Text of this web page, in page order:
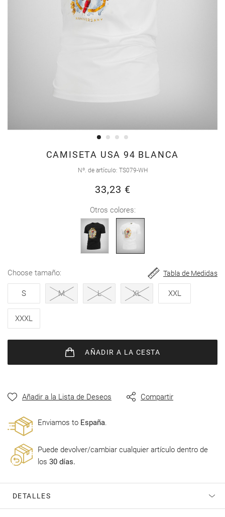
CAMISETA USA 94 BLANCA
Nº. de artículo TS079-WH
33,23 €
Otros colores:
choose tamaño
S M L XL XXL
XXXL
Tabla de Medidas
AÑADIR A LA CESTA
Añadir a la Lista de Deseos Compartir
Enviamos to España.
Puede devolver/cambiar cualquier artículo dentro de
los 30 días.
DETALLES